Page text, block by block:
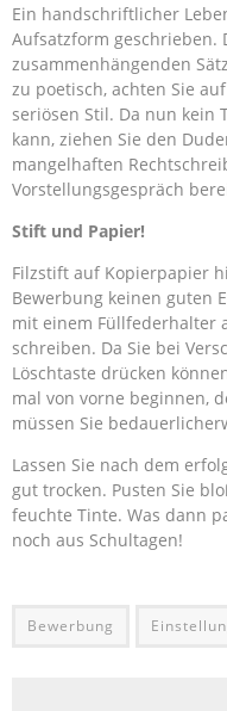
Ein handschriftlicher
Aufsatzform geschrieben.
zusammenhängenden
zu poetisch, achten Sie
seriösen Stil. Da nun kein
kann, ziehen Sie den
mangelhaften
Vorstellungsgespräch
Stift und Papier!
Filzstift auf Kopierpapier
Bewerbung keinen guten
mit einem Füllfederhalter
schreiben. Da Sie bei
Löschtaste drücken
mal von vorne beginnen,
müssen Sie
Lassen Sie nach dem
gut trocken. Pusten Sie
feuchte Tinte. Was dann
noch aus Schultagen!
Bewerbung